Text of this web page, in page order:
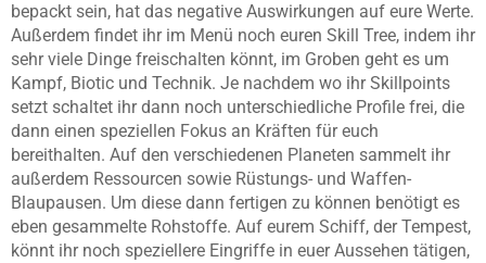
bepackt sein, hat das negative Auswirkungen auf eure Werte.
Außerdem findet ihr im Menü noch euren Skill Tree, indem ihr
sehr viele Dinge freischalten könnt, im Groben geht es um
Kampf, Biotic und Technik. Je nachdem wo ihr Skillpoints
setzt schaltet ihr dann noch unterschiedliche Profile frei, die
dann einen speziellen Fokus an Kräften für euch
bereithalten. Auf den verschiedenen Planeten sammelt ihr
außerdem Ressourcen sowie Rüstungs- und Waffen-
Blaupausen. Um diese dann fertigen zu können benötigt es
eben gesammelte Rohstoffe. Auf eurem Schiff, der Tempest,
könnt ihr noch speziellere Eingriffe in euer Aussehen tätigen,